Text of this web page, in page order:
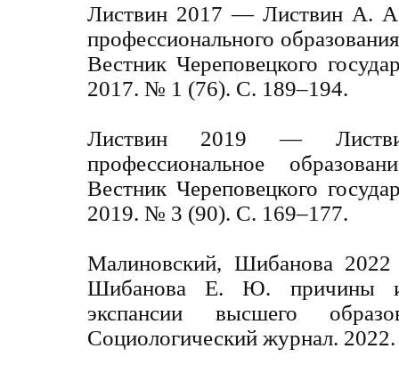
Листвин 2017 — Листвин А. А.
профессионального
Вестник Череповецкого
2017. № 1 (76). С. 189–194.
Листвин 2019 —
профессиональное
Вестник Череповецкого
2019. № 3 (90). С. 169–177.
Малиновский, Шибанова
Шибанова Е. Ю. причины и
экспансии высшего
Социологический журнал.